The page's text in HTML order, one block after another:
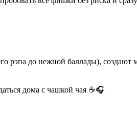
рэпа до нежной баллады),
дома с чашкой чая ☕🎧